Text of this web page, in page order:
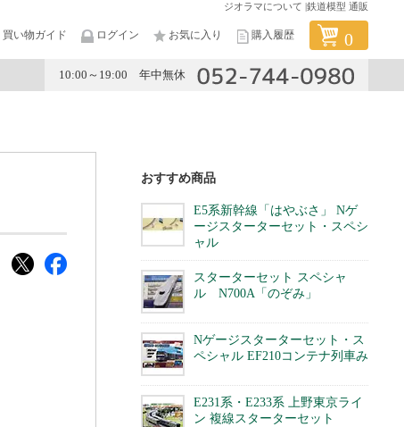
ジオラマについて |鉄道模型 通販
買い物ガイド ログイン お気に入り 購入履歴 0
10:00～19:00 年中無休
おすすめ商品
E5系新幹線「はやぶさ」 Nゲ
ージスターターセット・スペシ
ャル
スターターセット スペシャ
ル N700A「のぞみ」
Nゲージスターターセット・ス
ペシャル EF210コンテナ列車み
E231系・E233系 上野東京ライ
ン 複線スターターセット